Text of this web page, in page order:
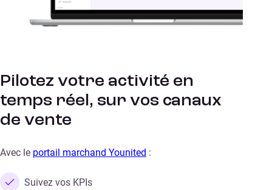
Pilotez votre activité en
temps réel, sur vos canaux
de vente
Avec le portail marchand Younited :
Suivez vos KPIs